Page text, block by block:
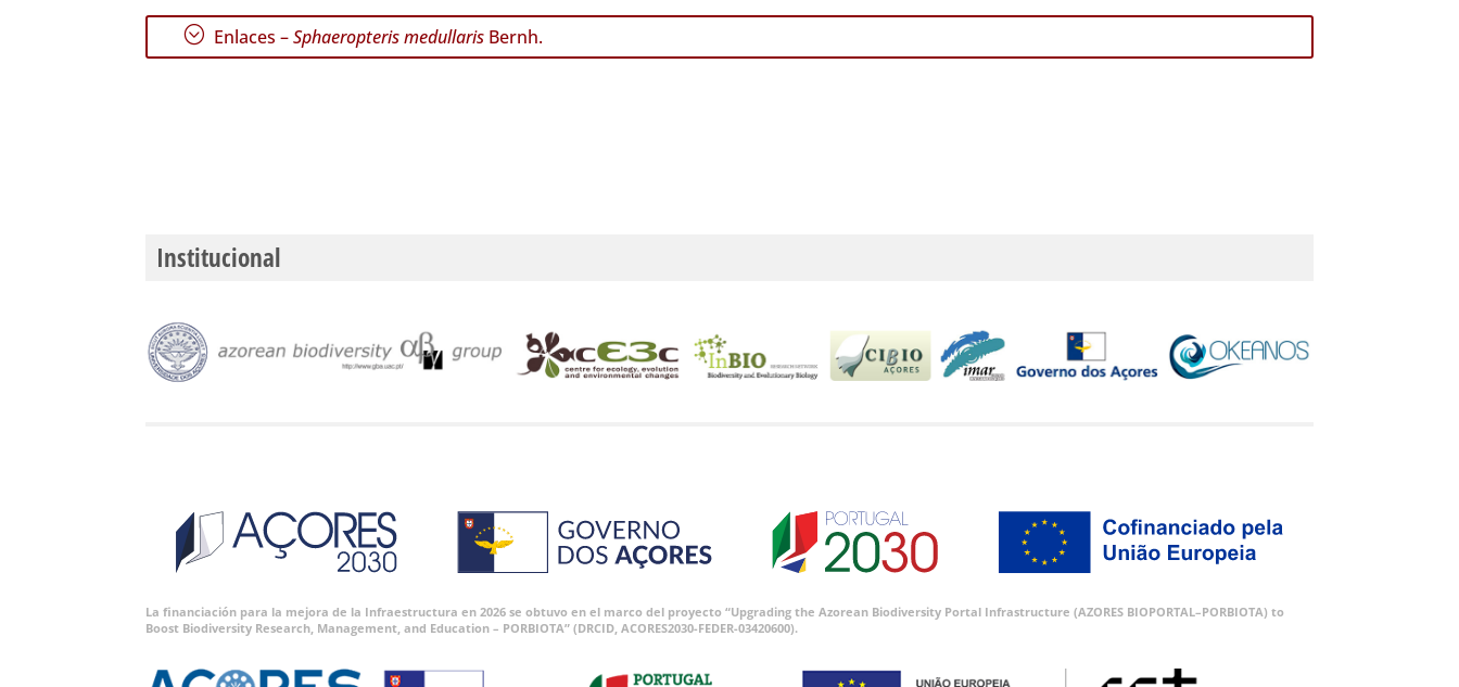
; Enlaces –Sphaeropteris medullaris Bernh.
Institucional
La financiación para la mejora de la Infraestructura en 2026 se obtuvo en el marco del proyecto “Upgrading the Azorean Biodiversity Portal Infrastructure (AZORES BIOPORTAL–PORBIOTA) to
Boost Biodiversity Research, Management, and Education – PORBIOTA” (DRCID, ACORES2030-FEDER-03420600).